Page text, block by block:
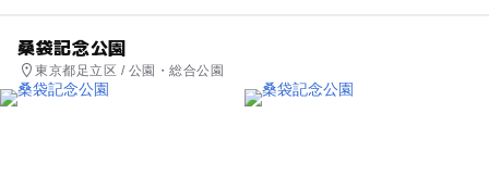
桑袋記念公園
東京都足立区 / 公園・総合公園